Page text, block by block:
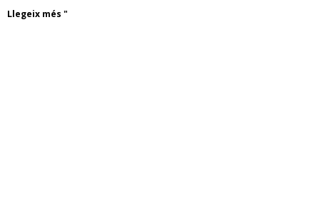
Llegeix més "